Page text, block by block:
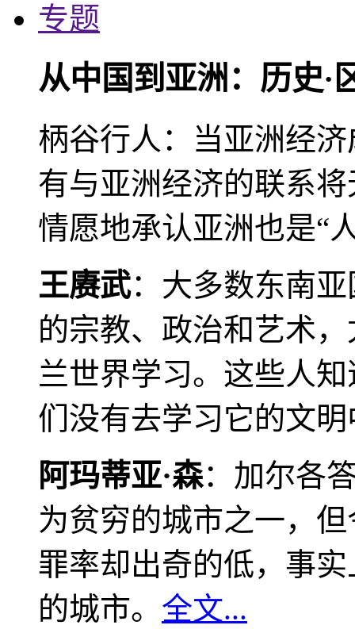
专题
从中国到亚洲：历史·
柄谷行人：当亚洲经
有与亚洲经济的联系
情愿地承认亚洲也是“
王赓武：大多数东南
的宗教、政治和艺术
兰世界学习。这些人
们没有去学习它的文
阿玛蒂亚·森：加尔各
为贫穷的城市之一，
罪率却出奇的低，事
的城市。 全文...